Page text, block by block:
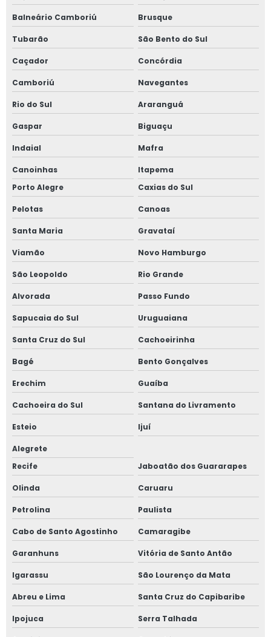
Disco para extrusora
Fabricante de sanduíche de telas
Filtro de telas para extrusora autolimpante
Fabricante de sanduiche de tela em sp
Sanduíche de tela com solda a ponto
Tela metálica para extrusora
Tela metálica tipo cartucho
Tela oval para extrusora
Tela para reciclagem de plástico
Tela soldada para extrusora
Tela tipo cartucho
Balneário Camboriú Brusque
Tubarão São Bento do Sul
Caçador Concórdia
Camboriú Navegantes
Rio do Sul Araranguá
Gaspar Biguaçu
Indaial Mafra
Canoinhas
Itapema
Porto Alegre
Caxias do Sul
Pelotas Canoas
Santa Maria Gravataí
Viamão Novo Hamburgo
São Leopoldo Rio Grande
Alvorada Passo Fundo
Sapucaia do Sul Uruguaiana
Santa Cruz do Sul Cachoeirinha
Bagé Bento Gonçalves
Erechim Guaíba
Cachoeira do Sul Santana do Livramento
Esteio Ijuí
Alegrete
Recife
Jaboatão dos Guararapes
Olinda Caruaru
Petrolina Paulista
Cabo de Santo Agostinho Camaragibe
Garanhuns Vitória de Santo Antão
Igarassu São Lourenço da Mata
Abreu e Lima Santa Cruz do Capibaribe
Ipojuca Serra Talhada